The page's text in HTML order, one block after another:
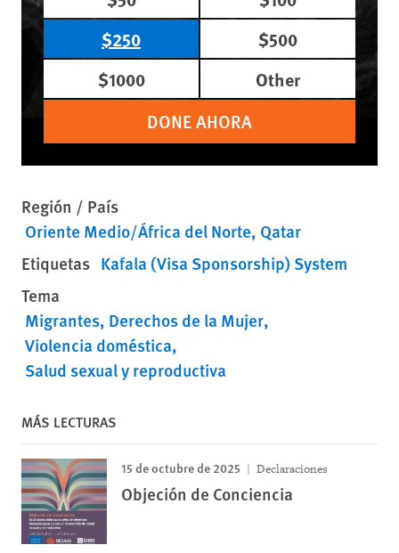
$250
$500
$1000
Other
DONE AHORA
Región / País
Oriente Medio/África del Norte Qatar
Etiquetas Kafala (Visa Sponsorship) System
Tema
Migrantes Derechos de la Mujer
Violencia doméstica
Salud sexual y reproductiva
MÁS LECTURAS
15 de octubre de 2025 Declaraciones
Objeción de Conciencia